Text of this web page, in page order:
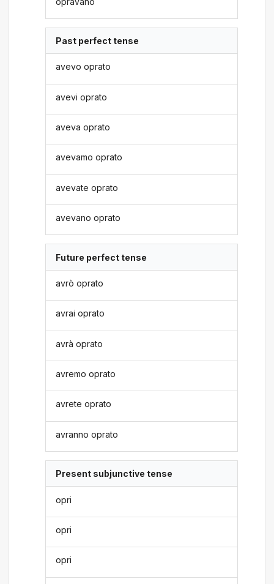
Past perfect tense
avevo oprato
avevi oprato
aveva oprato
avevamo oprato
avevate oprato
avevano oprato
Future perfect tense
avrò oprato
avrai oprato
avrà oprato
avremo oprato
avrete oprato
avranno oprato
Present subjunctive tense
opri
opri
opri